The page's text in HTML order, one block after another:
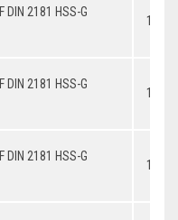
DIN 2181 HSS-G
DIN 2181 HSS-G
DIN 2181 HSS-G